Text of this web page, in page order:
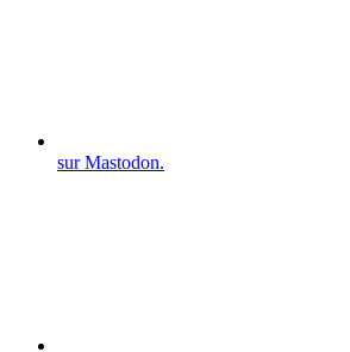
sur Mastodon.